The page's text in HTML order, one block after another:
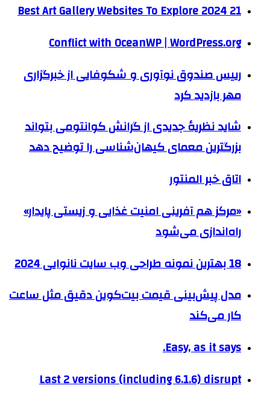
21 Best Art Gallery Websites To Explore 2024
Conflict with OceanWP | WordPress.org
رییس صندوق نوآوری و شکوفایی از خبرگزاری
مهر بازدید کرد
شاید نظریهٔ جدیدی از گرانش کوانتومی بتواند
بزرگترین معمای کیهان‌شناسی را توضیح دهد
اتاق خبر المنتور
«مرکز هم آفرینی امنیت غذایی و زیستی پایدار»
راه‌اندازی می‌شود
18 بهترین نمونه طراحی وب سایت نانوایی 2024
مدل پیش‌بینی قیمت بیت‌کوین دقیق مثل ساعت
کار می‌کند
Easy, as it says.
Last 2 versions (including 6.1.6) disrupt